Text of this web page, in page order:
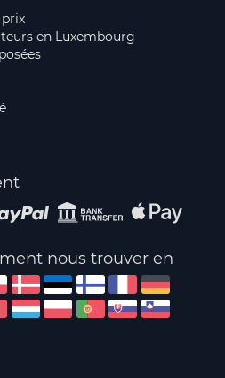
en Luxembourg
nous trouver en